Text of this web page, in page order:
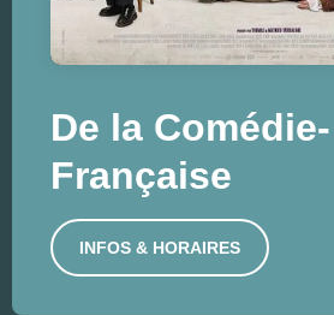
De la Comédie-
Française
INFOS & HORAIRES